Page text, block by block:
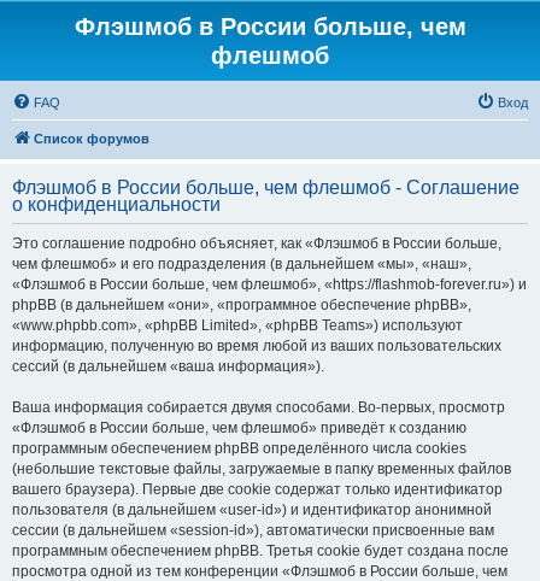
Флэшмоб в России больше, чем
флешмоб
FAQ Вход
Список форумов
Флэшмоб в России больше, чем флешмоб - Соглашение
о конфиденциальности
Это соглашение подробно объясняет, как «Флэшмоб в России больше,
чем флешмоб» и его подразделения (в дальнейшем «мы», «наш»,
«Флэшмоб в России больше, чем флешмоб», «https://flashmob-forever.ru») и
phpBB (в дальнейшем «они», «программное обеспечение phpBB»,
«www.phpbb.com», «phpBB Limited», «phpBB Teams») используют
информацию, полученную во время любой из ваших пользовательских
сессий (в дальнейшем «ваша информация»).
Ваша информация собирается двумя способами. Во-первых, просмотр
«Флэшмоб в России больше, чем флешмоб» приведёт к созданию
программным обеспечением phpBB определённого числа cookies
(небольшие текстовые файлы, загружаемые в папку временных файлов
вашего браузера). Первые две cookie содержат только идентификатор
пользователя (в дальнейшем «user-id») и идентификатор анонимной
сессии (в дальнейшем «session-id»), автоматически присвоенные вам
программным обеспечением phpBB. Третья cookie будет создана после
просмотра одной из тем конференции «Флэшмоб в России больше, чем